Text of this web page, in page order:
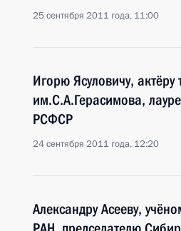
25 сентября 2011 года, 11:00
Игорю Ясуловичу,
им.С.А.Герасимова,
РСФСР
24 сентября 2011 года, 12:20
Александру Асееву,